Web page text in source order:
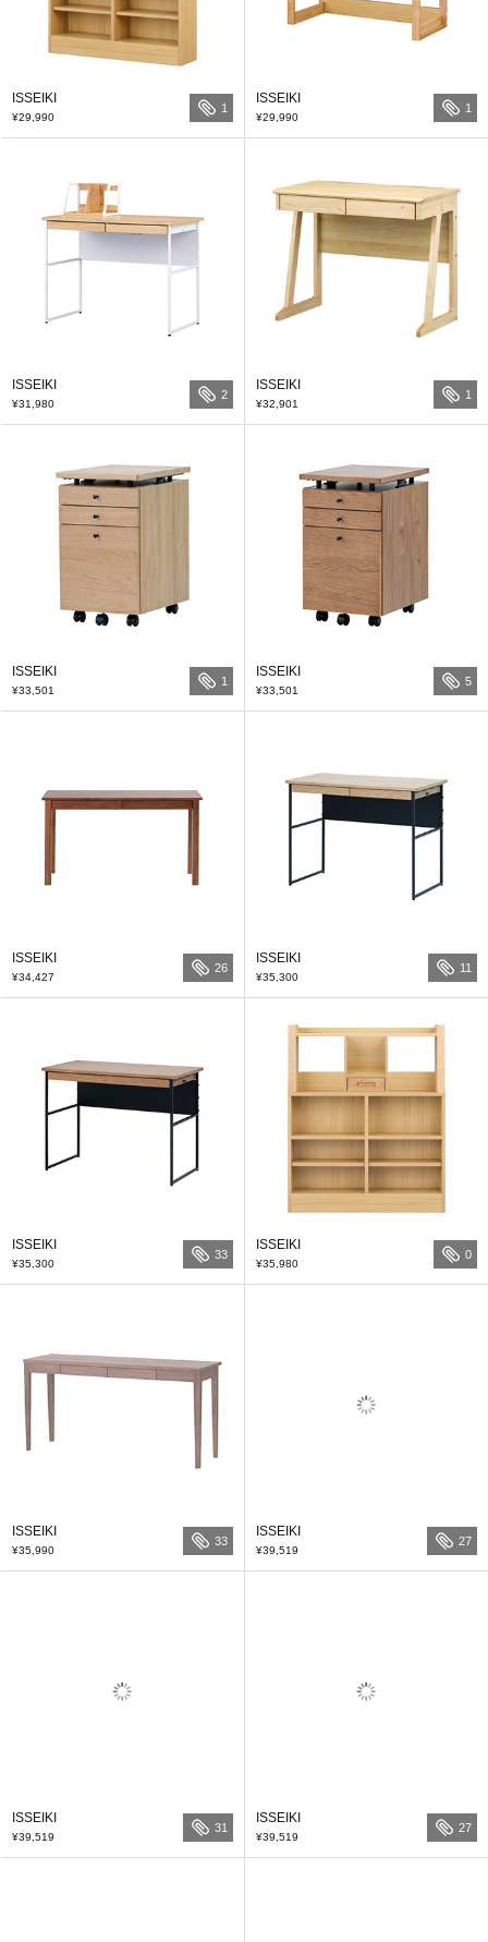
ISSEIKI
¥29,990
1
ISSEIKI
¥29,990
1
ISSEIKI
¥31,980
2
ISSEIKI
¥32,901
1
ISSEIKI
¥33,501
1
ISSEIKI
¥33,501
5
ISSEIKI
¥34,427
26
ISSEIKI
¥35,300
11
ISSEIKI
¥35,300
33
ISSEIKI
¥35,980
0
ISSEIKI
¥35,990
33
ISSEIKI
¥39,519
27
ISSEIKI
¥39,519
31
ISSEIKI
¥39,519
27